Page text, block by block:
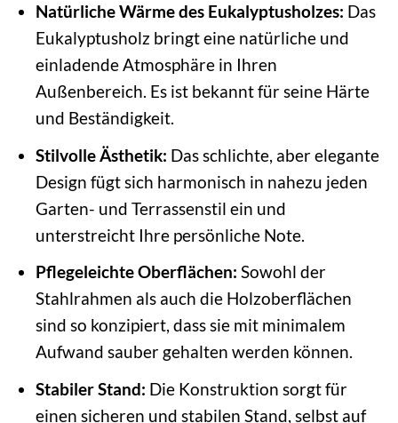
Natürliche Wärme des Eukalyptusholzes: Das
Eukalyptusholz bringt eine natürliche und
einladende Atmosphäre in Ihren
Außenbereich. Es ist bekannt für seine Härte
und Beständigkeit.
Stilvolle Ästhetik: Das schlichte, aber elegante
Design fügt sich harmonisch in nahezu jeden
Garten- und Terrassenstil ein und
unterstreicht Ihre persönliche Note.
Pflegeleichte Oberflächen: Sowohl der
Stahlrahmen als auch die Holzoberflächen
sind so konzipiert, dass sie mit minimalem
Aufwand sauber gehalten werden können.
Stabiler Stand: Die Konstruktion sorgt für
einen sicheren und stabilen Stand, selbst auf